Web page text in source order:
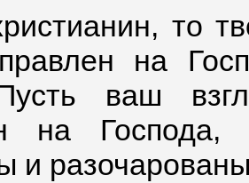
то
на
ваш
на
и